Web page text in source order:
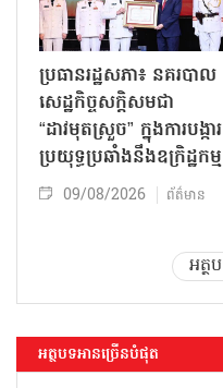
ប្រធានរដ្ឋសភា៖ នគរបាល
សេដ្ឋកិច្ចសក្តិសមជា
“ដាវមុតស្រួច” ក្នុងការបង្ការ
ប្រយុទ្ធប្រឆាំងនឹងឧក្រិដ្ឋកម្ម
09/08/2026 ព័ត៌មាន
អត្ថ
អត្ថបទអានច្រើនបំផុត